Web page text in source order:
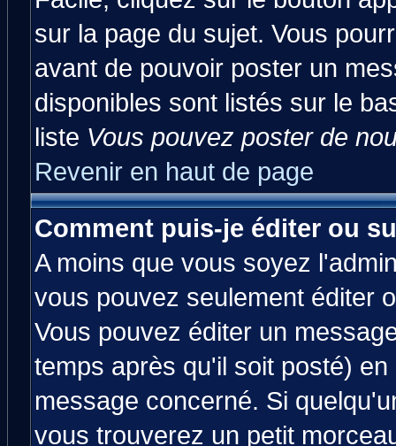
sur la page du sujet. Vous
avant de pouvoir poster un
disponibles sont listés sur le
liste Vous pouvez poster de
Revenir en haut de page
Comment puis-je éditer ou
A moins que vous soyez
vous pouvez seulement éditer
Vous pouvez éditer un
temps après qu'il soit posté)
message concerné. Si
vous trouverez un petit